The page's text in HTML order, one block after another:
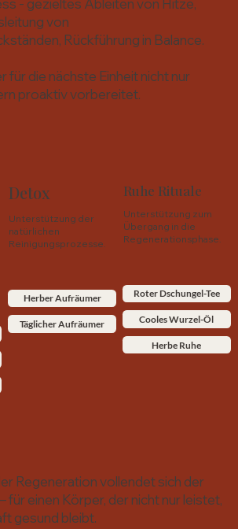
von
Rückführung in Balance.
für die nächste Einheit nicht nur
proaktiv vorbereitet.
Detox
Unterstützung der
natürlichen
Reinigungsprozesse.
Herber Aufräumer
Täglicher Aufräumer
Ruhe Rituale
Unterstützung zum
Übergang in die
Regenerationsphase.
Roter Dschungel-Tee
Cooles Wurzel-Öl
Herbe Ruhe
Regeneration vollendet sich der
für einen Körper, der nicht nur leistet,
gesund bleibt.